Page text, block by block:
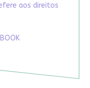
aos direitos